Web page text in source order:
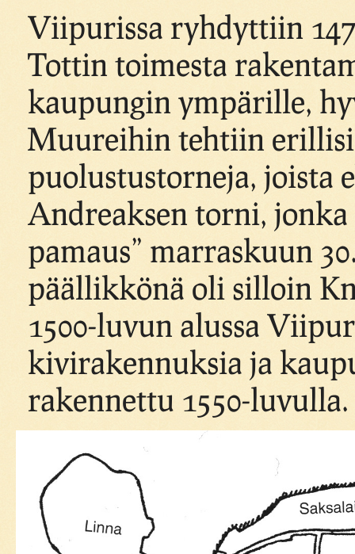
Viipurissa ryhdyttiin
Tottin toimesta
kaupungin ympärille,
Muureihin tehtiin
puolustustorneja, joista
Andreaksen torni,
pamaus” marraskuun
päällikkönä oli silloin
1500-luvun alussa
kivirakennuksia ja
rakennettu 1550-luvulla.